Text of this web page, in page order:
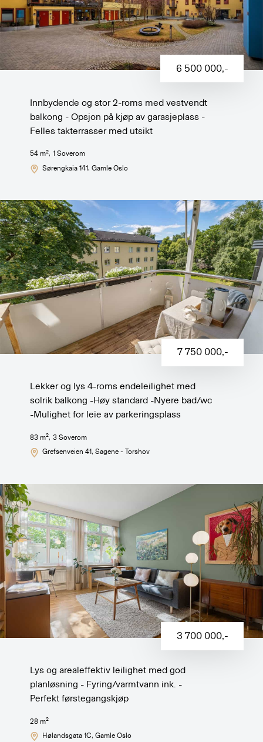
6 500 000,-
Innbydende og stor 2-roms med vestvendt
balkong - Opsjon på kjøp av garasjeplass -
Felles takterrasser med utsikt
54 m2, 1 Soverom
Sørengkaia 141, Gamle Oslo
7 750 000,-
Lekker og lys 4-roms endeleilighet med
solrik balkong -Høy standard -Nyere bad/wc
-Mulighet for leie av parkeringsplass
83 m2, 3Soverom
Grefsenveien 41, Sagene - Torshov
3 700 000,-
Lys og arealeffektiv leilighet med god
planløsning - Fyring/varmtvann ink. -
Perfekt førstegangskjøp
28 m2
Hølandsgata 1C, Gamle Oslo